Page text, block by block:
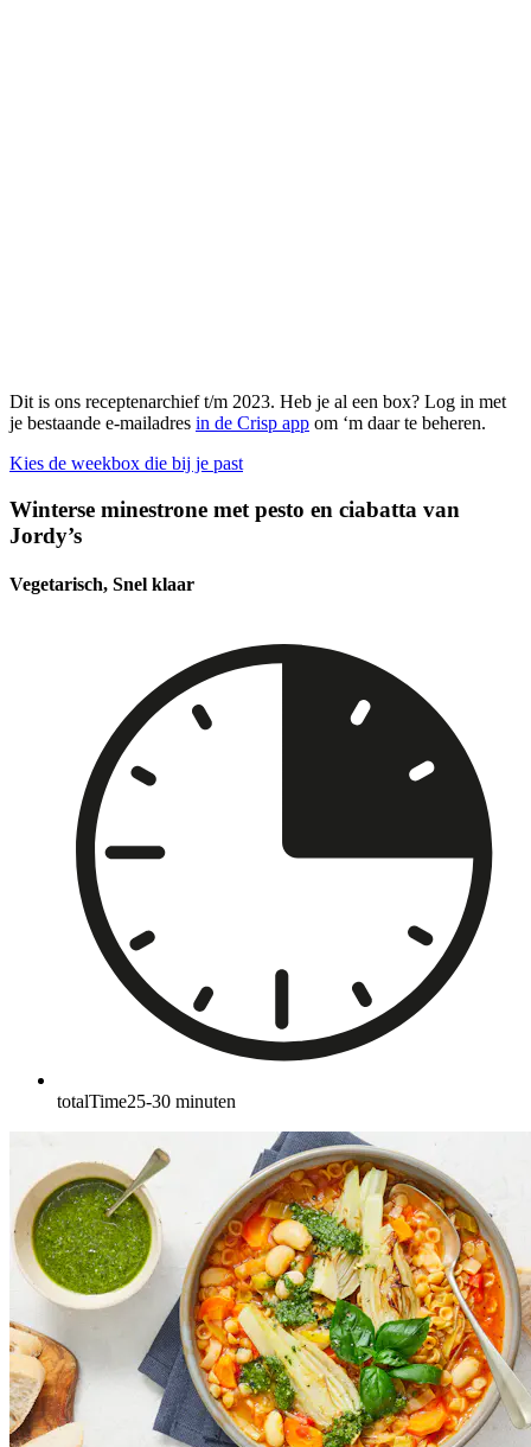
Dit is ons receptenarchief t/m 2023. Heb je al een box? Log in met
je bestaande e-mailadres in de Crisp app om ‘m daar te beheren.
Kies de weekbox die bij je past
Winterse minestrone met pesto en ciabatta van
Jordy’s
Vegetarisch, Snel klaar
totalTime25-30 minuten